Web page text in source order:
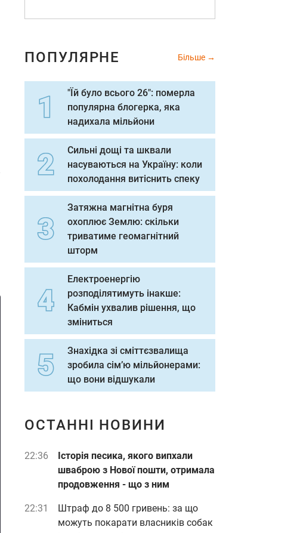
ПОПУЛЯРНЕ Більше
"Їй було всього 26": померла
популярна блогерка, яка
надихала мільйони
Сильні дощі та шквали
насуваються на Україну: коли
похолодання витіснить спеку
Затяжна магнітна буря
охоплює Землю: скільки
триватиме геомагнітний
шторм
Електроенергію
розподілятимуть інакше:
Кабмін ухвалив рішення, що
зміниться
Знахідка зі сміттєзвалища
зробила сім’ю мільйонерами:
що вони відшукали
ОСТАННІ НОВИНИ
22:36
Історія песика, якого випхали
шваброю з Нової пошти, отримала
продовження - що з ним
22:31
Штраф до 8 500 гривень: за що
можуть покарати власників собак